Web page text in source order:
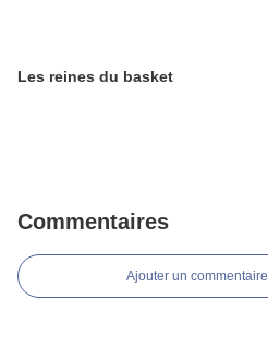
Les reines du basket
Commentaires
Ajouter un commentaire